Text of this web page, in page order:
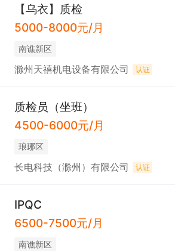
【乌衣】质检
5000-8000元/月
南谯新区
滁州天禧机电设备有限公司 认证
质检员（坐班）
4500-6000元/月
琅琊区
长电科技（滁州）有限公司 认证
IPQC
6500-7500元/月
南谯新区